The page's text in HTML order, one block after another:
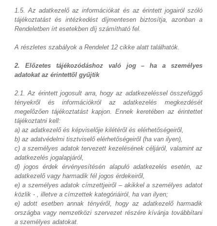
1.5. Az adatkezelő az információkat és az érintett jogairól szóló
tájékoztatást és intézkedést díjmentesen biztosítja, azonban a
Rendeletben írt esetekben díj számítható fel.
A részletes szabályok a Rendelet 12 cikke alatt találhatók.
2. Előzetes tájékozódáshoz való jog – ha a személyes
adatokat az érintettől gyűjtik
2.1. Az érintett jogosult arra, hogy az adatkezeléssel összefüggő
tényekről és információkról az adatkezelés megkezdését
megelőzően tájékoztatást kapjon. Ennek keretében az érintettet
tájékoztatni kell:
a) az adatkezelő és képviselője kilétéről és elérhetőségeiről,
b) az adatvédelmi tisztviselő elérhetőségeiről (ha van ilyen),
c) a személyes adatok tervezett kezelésének céljáról, valamint az
adatkezelés jogalapjáról,
d) jogos érdek érvényesítésén alapuló adatkezelés esetén, az
adatkezelő vagy harmadik fél jogos érdekeiről,
e) a személyes adatok címzettjeiről – akikkel a személyes adatot
közlik - , illetve a címzettek kategóriáiról, ha van ilyen;
e) adott esetben annak tényéről, hogy az adatkezelő harmadik
országba vagy nemzetközi szervezet részére kívánja továbbítani
a személyes adatokat.